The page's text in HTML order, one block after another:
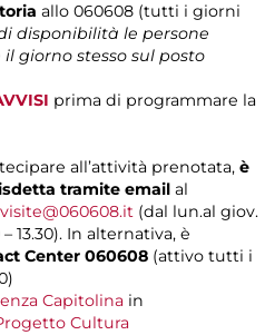
allo 060608 (tutti i giorni
disponibilità le persone
giorno stesso sul posto
prima di programmare la
all’attività prenotata, è
tramite email al
(dal lun.al giov.
13.30). In alternativa, è
Center 060608 (attivo tutti i
Capitolina in
Cultura